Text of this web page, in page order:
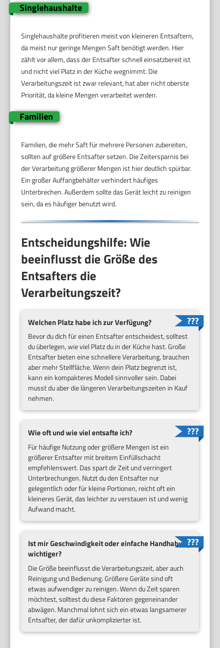
Singlehaushalte
Singlehaushalte profitieren meist von kleineren Entsaftern,
da meist nur geringe Mengen Saft benötigt werden. Hier
zählt vor allem, dass der Entsafter schnell einsatzbereit ist
und nicht viel Platz in der Küche wegnimmt. Die
Verarbeitungszeit ist zwar relevant, hat aber nicht oberste
Priorität, da kleine Mengen verarbeitet werden.
Familien
Familien, die mehr Saft für mehrere Personen zubereiten,
sollten auf größere Entsafter setzen. Die Zeitersparnis bei
der Verarbeitung größerer Mengen ist hier deutlich spürbar.
Ein großer Auffangbehälter verhindert häufiges
Unterbrechen. Außerdem sollte das Gerät leicht zu reinigen
sein, da es häufiger benutzt wird.
Entscheidungshilfe: Wie
beeinflusst die Größe des
Entsafters die
Verarbeitungszeit?
Welchen Platz habe ich zur Verfügung?
Bevor du dich für einen Entsafter entscheidest, solltest
du überlegen, wie viel Platz du in der Küche hast. Große
Entsafter bieten eine schnellere Verarbeitung, brauchen
aber mehr Stellfläche. Wenn dein Platz begrenzt ist,
kann ein kompakteres Modell sinnvoller sein. Dabei
musst du aber die längeren Verarbeitungszeiten in Kauf
nehmen.
Wie oft und wie viel entsafte ich?
Für häufige Nutzung oder größere Mengen ist ein
größerer Entsafter mit breitem Einfüllschacht
empfehlenswert. Das spart dir Zeit und verringert
Unterbrechungen. Nutzt du den Entsafter nur
gelegentlich oder für kleine Portionen, reicht oft ein
kleineres Gerät, das leichter zu verstauen ist und wenig
Aufwand macht.
Ist mir Geschwindigkeit oder einfache Handhabung
wichtiger?
Die Größe beeinflusst die Verarbeitungszeit, aber auch
Reinigung und Bedienung. Größere Geräte sind oft
etwas aufwendiger zu reinigen. Wenn du Zeit sparen
möchtest, solltest du diese Faktoren gegeneinander
abwägen. Manchmal lohnt sich ein etwas langsamerer
Entsafter, der dafür unkomplizierter ist.